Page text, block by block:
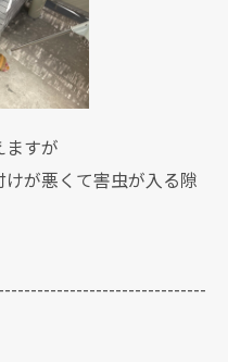
ますが
が悪くて害虫が入る隙